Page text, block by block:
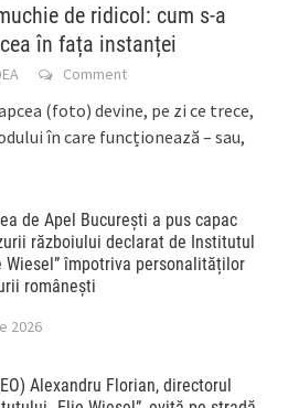
de ridicol: cum s-a
în fața instanței
Comment
(foto) devine, pe zi ce trece,
în care funcționează – sau,
de Apel București a pus capac
războiului declarat de Institutul
Wiesel” împotriva personalităților
românești
2026
Alexandru Florian, directorul